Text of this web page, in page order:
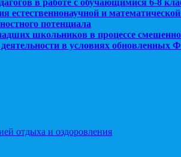
в работе с обучающимися 6-8
естественнонаучной и
потенциала
школьников в процессе
деятельности в условиях
отдыха и оздоровления